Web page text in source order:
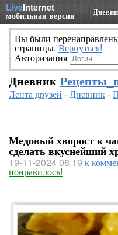
LiveInternet
мобильная версия
Вы были
страницы. Вернуться!
Авторизация
Дневник
Лента друзей -Дневник-
Медовый хворост к
сделать вкуснейший
19-11-2024 08:19 к
понравилось!